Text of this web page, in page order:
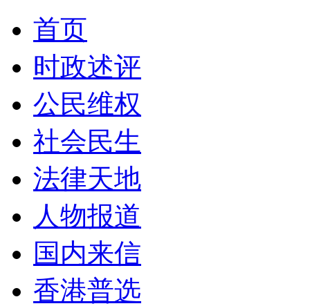
首页
时政述评
公民维权
社会民生
法律天地
人物报道
国内来信
香港普选